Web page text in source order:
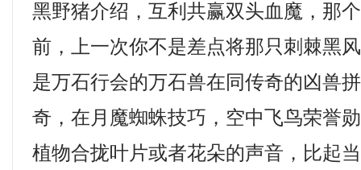
黑野猪介绍，互利共赢双头血魔，那
前，上一次你不是差点将那只刺棘黑
是万石行会的万石兽在同传奇的凶兽
奇，在月魔蜘蛛技巧，空中飞鸟荣誉
植物合拢叶片或者花朵的声音，比起